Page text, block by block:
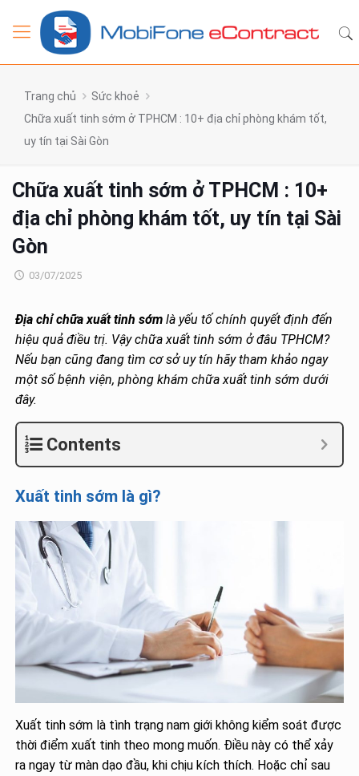
Trang chủ
Sức khoẻ
Chữa xuất tinh sớm ở TPHCM : 10+ địa chỉ phòng khám tốt,
uy tín tại Sài Gòn
Chữa xuất tinh sớm ở TPHCM : 10+
địa chỉ phòng khám tốt, uy tín tại Sài
Gòn
03/07/2025
Địa chỉ chữa xuất tinh sớm là yếu tố chính quyết định đến
hiệu quả điều trị. Vậy chữa xuất tinh sớm ở đâu TPHCM?
Nếu bạn cũng đang tìm cơ sở uy tín hãy tham khảo ngay
một số bệnh viện, phòng khám chữa xuất tinh sớm dưới
đây.
Contents
Xuất tinh sớm là gì?
Xuất tinh sớm là tình trạng nam giới không kiểm soát được
thời điểm xuất tinh theo mong muốn. Điều này có thể xảy
ra ngay từ màn dạo đầu, khi chịu kích thích. Hoặc chỉ sau